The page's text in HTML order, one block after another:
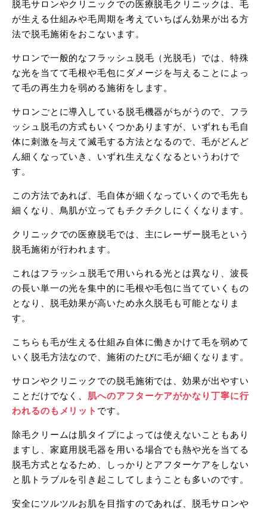
脱毛サロンやクリニックでの医療脱毛クリニックは、毛
が生える仕組みや毛周期を考えていちばん効果が出る方
法で脱毛施術をおこないます。
サロンで一般的なフラッシュ脱毛（光脱毛）では、特殊
な光を当てて毛根や毛包にダメージを与えることによっ
て毛の再生力を弱める施術をします。
サロンごとに導入している脱毛機器がちがうので、フラ
ッシュ脱毛の方式もいくつかありますが、いずれも毛自
体に刺激を与えて滅毛する方法となるので、毛がどんど
ん細くなっていき、いずれ生えなくなるというわけで
す。
この方法であれば、毛自体が細くなっていくので毛先も
細くなり、鳥肌が立ってもチクチクしにくくなります。
クリニックでの医療脱毛では、主にレーザー脱毛という
脱毛施術が行われます。
これはフラッシュ脱毛で用いられる光とは異なり、波長
の長い単一の光を集中的に毛根や毛包に当てていくもの
となり、脱毛効果が高いため永久脱毛も可能となりま
す。
こちらも毛が生える仕組み自体に働きかけて毛を弱めて
いく脱毛方法なので、施術のたびに毛が細くなります。
サロンやクリニックでの脱毛施術では、効果が出やすい
ことだけでなく、 肌へのアフターケアがかなり丁寧に行
われるのもメリット です。
除毛クリームは肌タイプによっては使えないこともあり
ますし、家庭用脱毛器を用いる場合でも熱や光を当てる
脱毛方式となるため、しっかりとアフターケアをしない
と肌トラブルを引き起こしてしまうことも多いのです。
安全にツルツルお肌を目指すのであれば、脱毛サロンや